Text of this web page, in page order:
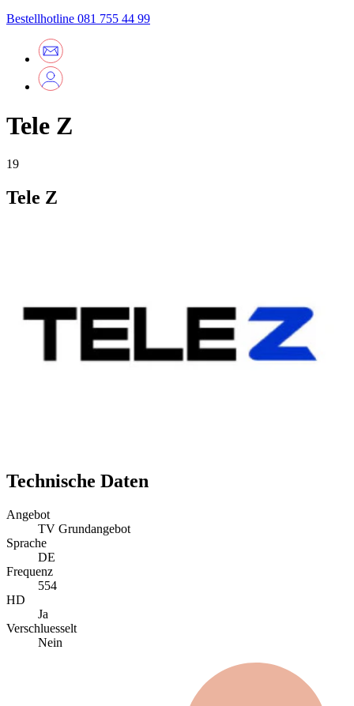
Bestellhotline 081 755 44 99
Tele Z
19
Tele Z
Technische Daten
Angebot
TV Grundangebot
Sprache
DE
Frequenz
554
HD
Ja
Verschluesselt
Nein